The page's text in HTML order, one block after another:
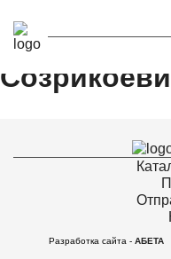
Калаев
Разработка сайта - АБЕТА